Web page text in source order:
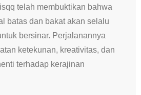
telah membuktikan bahwa
batas dan bakat akan selalu
bersinar. Perjalanannya
ketekunan, kreativitas, dan
terhadap kerajinan